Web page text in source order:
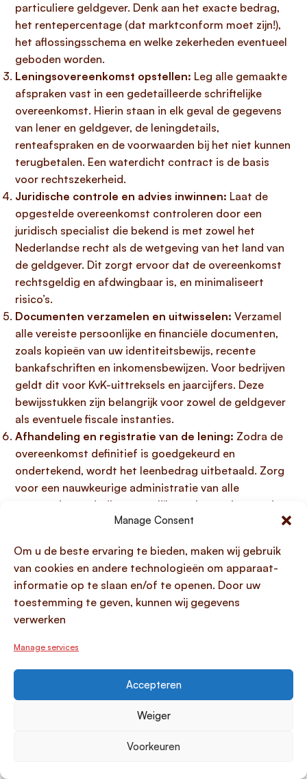
Manage Consent
Om u de beste ervaring te bieden, maken wij gebruik
van cookies en andere technologieën om apparaat-
informatie op te slaan en/of te openen. Door uw
toestemming te geven, kunnen wij gegevens
verwerken
Manage services
Accepteren
Weiger
Voorkeuren
particuliere geldgever. Denk aan het exacte bedrag,
het rentepercentage (dat marktconform moet zijn!),
het aflossingsschema en welke zekerheden eventueel
geboden worden.
Leningsovereenkomst opstellen: Leg alle gemaakte
afspraken vast in een gedetailleerde schriftelijke
overeenkomst. Hierin staan in elk geval de gegevens
van lener en geldgever, de leningdetails,
renteafspraken en de voorwaarden bij het niet kunnen
terugbetalen. Een waterdicht contract is de basis
voor rechtszekerheid.
Juridische controle en advies inwinnen: Laat de
opgestelde overeenkomst controleren door een
juridisch specialist die bekend is met zowel het
Nederlandse recht als de wetgeving van het land van
de geldgever. Dit zorgt ervoor dat de overeenkomst
rechtsgeldig en afdwingbaar is, en minimaliseert
risico’s.
Documenten verzamelen en uitwisselen: Verzamel
alle vereiste persoonlijke en financiële documenten,
zoals kopieën van uw identiteitsbewijs, recente
bankafschriften en inkomensbewijzen. Voor bedrijven
geldt dit voor KvK-uittreksels en jaarcijfers. Deze
bewijsstukken zijn belangrijk voor zowel de geldgever
als eventuele fiscale instanties.
Afhandeling en registratie van de lening: Zodra de
overeenkomst definitief is goedgekeurd en
ondertekend, wordt het leenbedrag uitbetaald. Zorg
voor een nauwkeurige administratie van alle
transacties en, indien wettelijk vereist, registreer de
lening bij de daarvoor bestemde autoriteiten om
Voorbereiding en informatie verzamelen
De voorbereiding en het verzamelen van informatie
vormen de onmisbare eerste stap voor een
begint met het intern helder krijgen van uw exacte
leendoel, het precieze bedrag dat u nodig heeft en de
realistische looptijd die u voor ogen heeft. Deze
helderheid is van belang, want het vormt de basis
voor duidelijke afspraken en een solide
van uw eigen terugbetalingscapaciteit. Tegelijkertijd